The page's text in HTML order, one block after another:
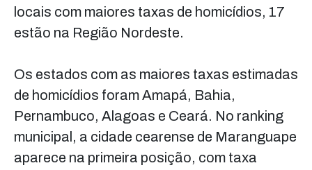
locais com maiores taxas de homicídios, 17
estão na Região Nordeste.
Os estados com as maiores taxas estimadas
de homicídios foram Amapá, Bahia,
Pernambuco, Alagoas e Ceará. No ranking
municipal, a cidade cearense de Maranguape
aparece na primeira posição, com taxa